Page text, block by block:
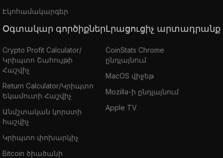
Էկոհամակարգեր
Օգտակար գործիքներ
Crypto Profit Calculator/
Կրիպտո Շահույթի
Հաշվիչ
Return Calculator/Կրիպտո
Եկամուտի Հաշվիչ
Անմշտական կորստի
հաշվիչ
Կրիպտո փոխարկիչ
Bitcoin ծիածանի
Լրացուցիչ արտադրանք
CoinStats Chrome
ընդլայնում
MacOS վիջեթ
Mozilla-ի ընդլայնում
Apple TV